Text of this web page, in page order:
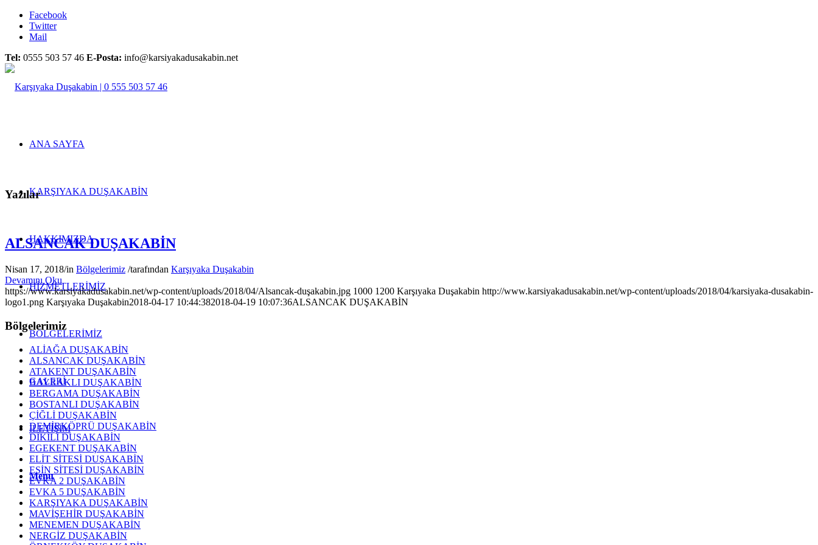
Facebook
Twitter
Mail
Tel: 0555 503 57 46 E-Posta: info@karsiyakadusakabin.net
ANA SAYFA
KARŞIYAKA DUŞAKABİN
HAKKIMIZDA
HİZMETLERİMİZ
BÖLGELERİMİZ
GALERİ
İLETİŞİM
Menu
Yazılar
ALSANCAK DUŞAKABİN
Nisan 17, 2018/in Bölgelerimiz /tarafından Karşıyaka Duşakabin
Devamını Oku
https://www.karsiyakadusakabin.net/wp-content/uploads/2018/04/Alsancak-duşakabin.jpg 1000 1200 Karşıyaka Duşakabin http://www.karsiyakadusakabin.net/wp-content/uploads/2018/04/karsiyaka-dusakabin-
logo1.png Karşıyaka Duşakabin2018-04-17 10:44:382018-04-19 10:07:36ALSANCAK DUŞAKABİN
Bölgelerimiz
ALİAĞA DUŞAKABİN
ALSANCAK DUŞAKABİN
ATAKENT DUŞAKABİN
BAYRAKLI DUŞAKABİN
BERGAMA DUŞAKABİN
BOSTANLI DUŞAKABİN
ÇİĞLİ DUŞAKABİN
DEMİRKÖPRÜ DUŞAKABİN
DİKİLİ DUŞAKABİN
EGEKENT DUŞAKABİN
ELİT SİTESİ DUŞAKABİN
ESİN SİTESİ DUŞAKABİN
EVKA 2 DUŞAKABİN
EVKA 5 DUŞAKABİN
KARŞIYAKA DUŞAKABİN
MAVİŞEHİR DUŞAKABİN
MENEMEN DUŞAKABİN
NERGİZ DUŞAKABİN